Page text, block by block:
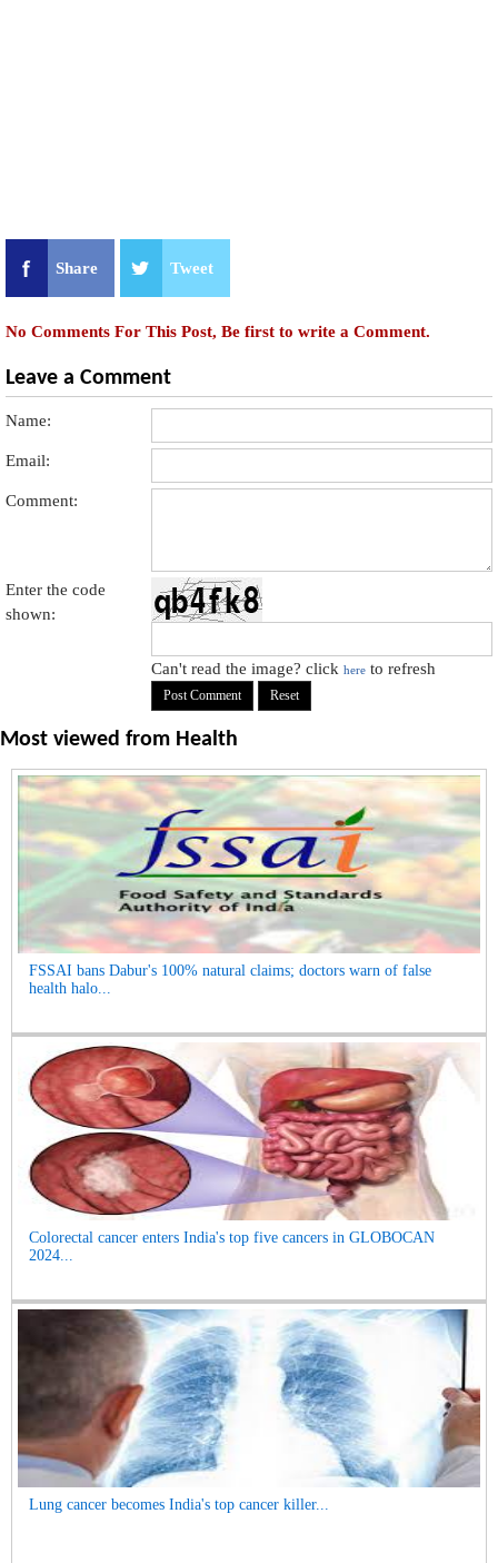
Share Tweet
No Comments For This Post, Be first to write a Comment.
Leave a Comment
Name:
Email:
Comment:
Enter the code
shown:
Can't read the image? clickhere to refresh
Most viewed from Health
FSSAI bans Dabur's 100% natural claims; doctors warn of false
health halo...
Colorectal cancer enters India's top five cancers in GLOBOCAN
2024...
Lung cancer becomes India's top cancer killer...